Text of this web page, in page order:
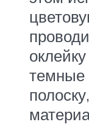
темные